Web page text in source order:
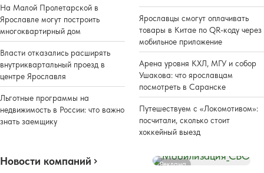
На Малой Пролетарской в
Ярославле могут построить
многоквартирный дом
Власти отказались расширять
внутриквартальный проезд в
центре Ярославля
Льготные программы на
недвижимость в России: что важно
знать заемщику
Ярославцы смогут оплачивать
товары в Китае по QR-коду через
мобильное приложение
Арена уровня КХЛ, МГУ и собор
Ушакова: что ярославцам
посмотреть в Саранске
Путешествуем с «Локомотивом»:
посчитали, сколько стоит
хоккейный выезд
Новости компаний Реклама